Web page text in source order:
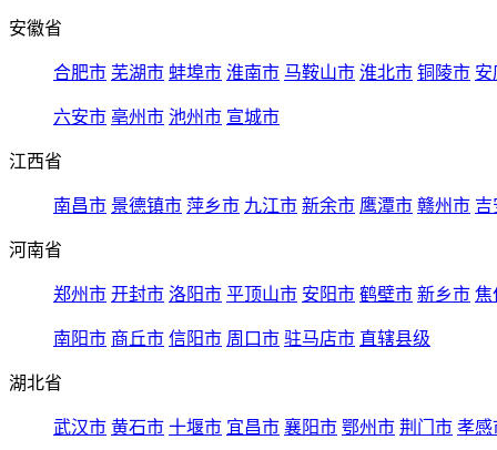
安徽省
合肥市 芜湖市 蚌埠市 淮南市 马鞍山市 淮北市 铜陵市 安
六安市 亳州市 池州市 宣城市
江西省
南昌市 景德镇市 萍乡市 九江市 新余市 鹰潭市 赣州市 吉
河南省
郑州市 开封市 洛阳市 平顶山市 安阳市 鹤壁市 新乡市 焦
南阳市 商丘市 信阳市 周口市 驻马店市 直辖县级
湖北省
武汉市 黄石市 十堰市 宜昌市 襄阳市 鄂州市 荆门市 孝感